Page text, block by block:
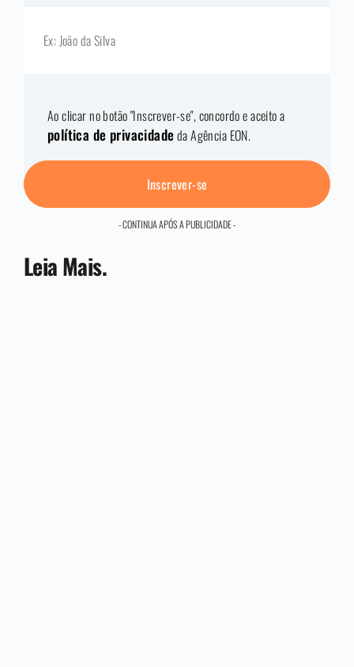
Ao clicar no botão "Inscrever-se", concordo e aceito a
política de privacidadeda Agência EON.
Inscrever-se
- CONTINUA APÓS A PUBLICIDADE -
Leia Mais.